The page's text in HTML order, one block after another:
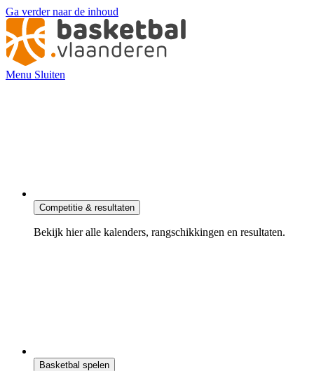
Ga verder naar de inhoud
Menu Sluiten
Competitie & resultaten
Bekijk hier alle kalenders, rangschikkingen en resultaten.
Basketbal spelen